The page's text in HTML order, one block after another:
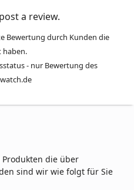
a review.
Bewertung durch Kunden die
haben.
- nur Bewertung des
die über
sind wir wie folgt für Sie